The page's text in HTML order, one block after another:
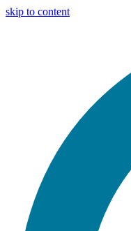
skip to content